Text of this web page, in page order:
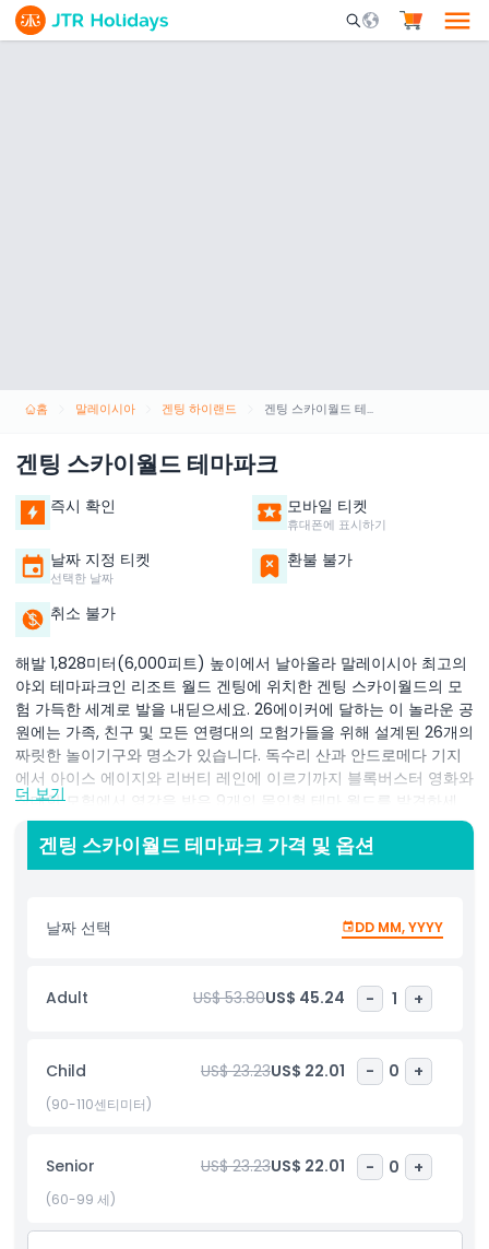
Mobile Search
홈 말레이시아 겐팅 하이랜드 겐팅 스카이월드 테마파크
겐팅 스카이월드 테마파크
즉시 확인 모바일 티켓
휴대폰에 표시하기
날짜 지정 티켓
선택한 날짜
환불 불가
취소 불가
해발 1,828미터(6,000피트) 높이에서 날아올라 말레이시아 최고의
야외 테마파크인 리조트 월드 겐팅에 위치한 겐팅 스카이월드의 모
험 가득한 세계로 발을 내딛으세요. 26에이커에 달하는 이 놀라운 공
원에는 가족, 친구 및 모든 연령대의 모험가들을 위해 설계된 26개의
짜릿한 놀이기구와 명소가 있습니다. 독수리 산과 안드로메다 기지
에서 아이스 에이지와 리버티 레인에 이르기까지 블록버스터 영화와
장대한 모험에서 영감을 받은 9개의 몰입형 테마 월드를 발견하세
요. 각 구역은 아드레날린을 자극하는 롤러코스터, 상호작용 가족 놀
이기구, 세계적 수준의 디자인과 스토리텔링으로 생생하게 구현된
시네마틱 경험을 혼합해 제공합니다. 흥분된 마음을 쉬어야 할 때는
터테인먼트를 즐기세요. 짜릿한 모험을 찾는 이든 가족 나들이를 원
하는 이든 겐팅 스카이월드는 구름 위에서 즐거움, 웃음 그리고 잊을
포함 사항
아동 성인 정책
더 보기
겐팅 스카이월드 테마파크 가격 및 옵션
날짜 선택 DD MM, YYYY
Adult US$ 53.80US$ 45.24 - 1 +
Child US$ 23.23US$ 22.01 - 0 +
(90-110센티미터)
Senior US$ 23.23US$ 22.01 - 0 +
(60-99 세)